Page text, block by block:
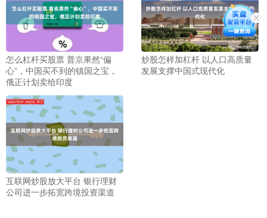
怎么杠杆买股票 普京果然“偏
心”，中国买不到的镇国之宝，
俄正计划卖给印度
炒股怎样加杠杆 以人口高质量
发展支撑中国式现代化
互联网炒股放大平台 银行理财
公司进一步拓宽跨境投资渠道